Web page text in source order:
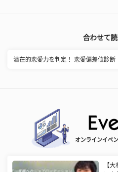
合わせて
潜在的恋愛力を判定！ 恋愛偏差値診断
オンラインイベ
【